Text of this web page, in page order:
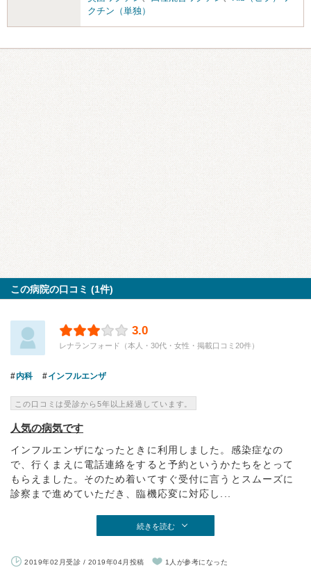
クチン（単独）
この病院の口コミ (1件)
3.0
レナランフォード（本人・30代・女性・掲載口コミ20件）
内科 インフルエンザ
この口コミは受診から5年以上経過しています。
人気の病気です
インフルエンザになったときに利用しました。感染症なの
で、行くまえに電話連絡をすると予約というかたちをとって
もらえました。そのため着いてすぐ受付に言うとスムーズに
診察まで進めていただき、臨機応変に対応し...
続きを読む
2019年02月受診 / 2019年04月投稿 1人が参考になった